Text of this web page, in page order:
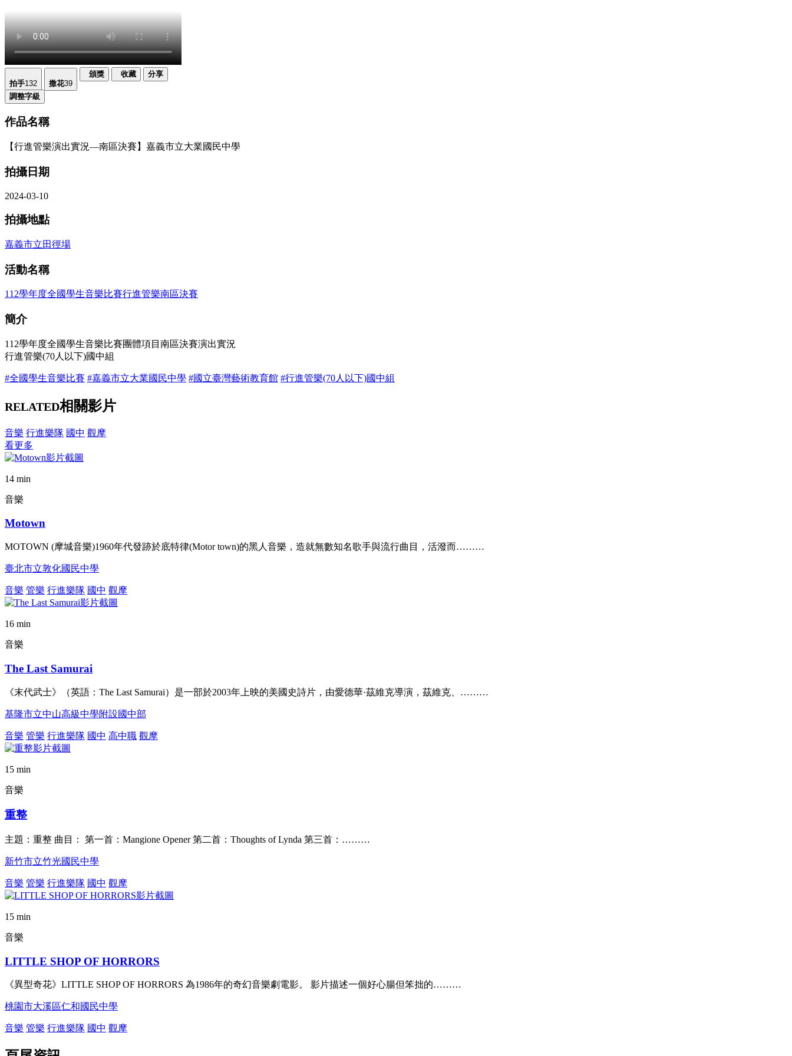
拍手132 撒花39
頒獎 收藏 分享
調整字級
作品名稱
【行進管樂演出實況—南區決賽】嘉義市立大業國民中學
拍攝日期
2024-03-10
拍攝地點
嘉義市立田徑場
活動名稱
112學年度全國學生音樂比賽行進管樂南區決賽
簡介
112學年度全國學生音樂比賽團體項目南區決賽演出實況
行進管樂(70人以下)國中組
#全國學生音樂比賽 #嘉義市立大業國民中學 #國立臺灣藝術教育館 #行進管樂(70人以下)國中組
RELATED相關影片
音樂 行進樂隊 國中 觀摩
看更多
14 min
音樂
Motown
MOTOWN (摩城音樂)1960年代發跡於底特律(Motor town)的黑人音樂，造就無數知名歌手與流行曲目，活潑而………
臺北市立敦化國民中學
音樂 管樂 行進樂隊 國中 觀摩
16 min
音樂
The Last Samurai
《末代武士》（英語：The Last Samurai）是一部於2003年上映的美國史詩片，由愛德華·茲維克導演，茲維克、………
基隆市立中山高級中學附設國中部
音樂 管樂 行進樂隊 國中 高中職 觀摩
15 min
音樂
重整
主題：重整 曲目： 第一首：Mangione Opener 第二首：Thoughts of Lynda 第三首：………
新竹市立竹光國民中學
音樂 管樂 行進樂隊 國中 觀摩
15 min
音樂
LITTLE SHOP OF HORRORS
《異型奇花》LITTLE SHOP OF HORRORS 為1986年的奇幻音樂劇電影。 影片描述一個好心腸但笨拙的………
桃園市大溪區仁和國民中學
音樂 管樂 行進樂隊 國中 觀摩